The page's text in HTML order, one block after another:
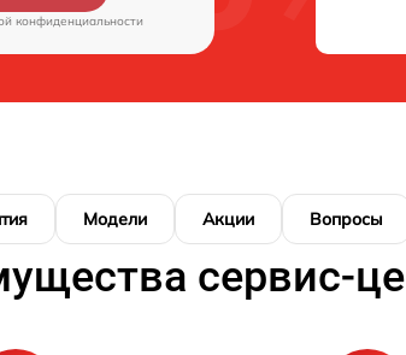
конфиденциальности
Модели Акции Вопросы
сервис-